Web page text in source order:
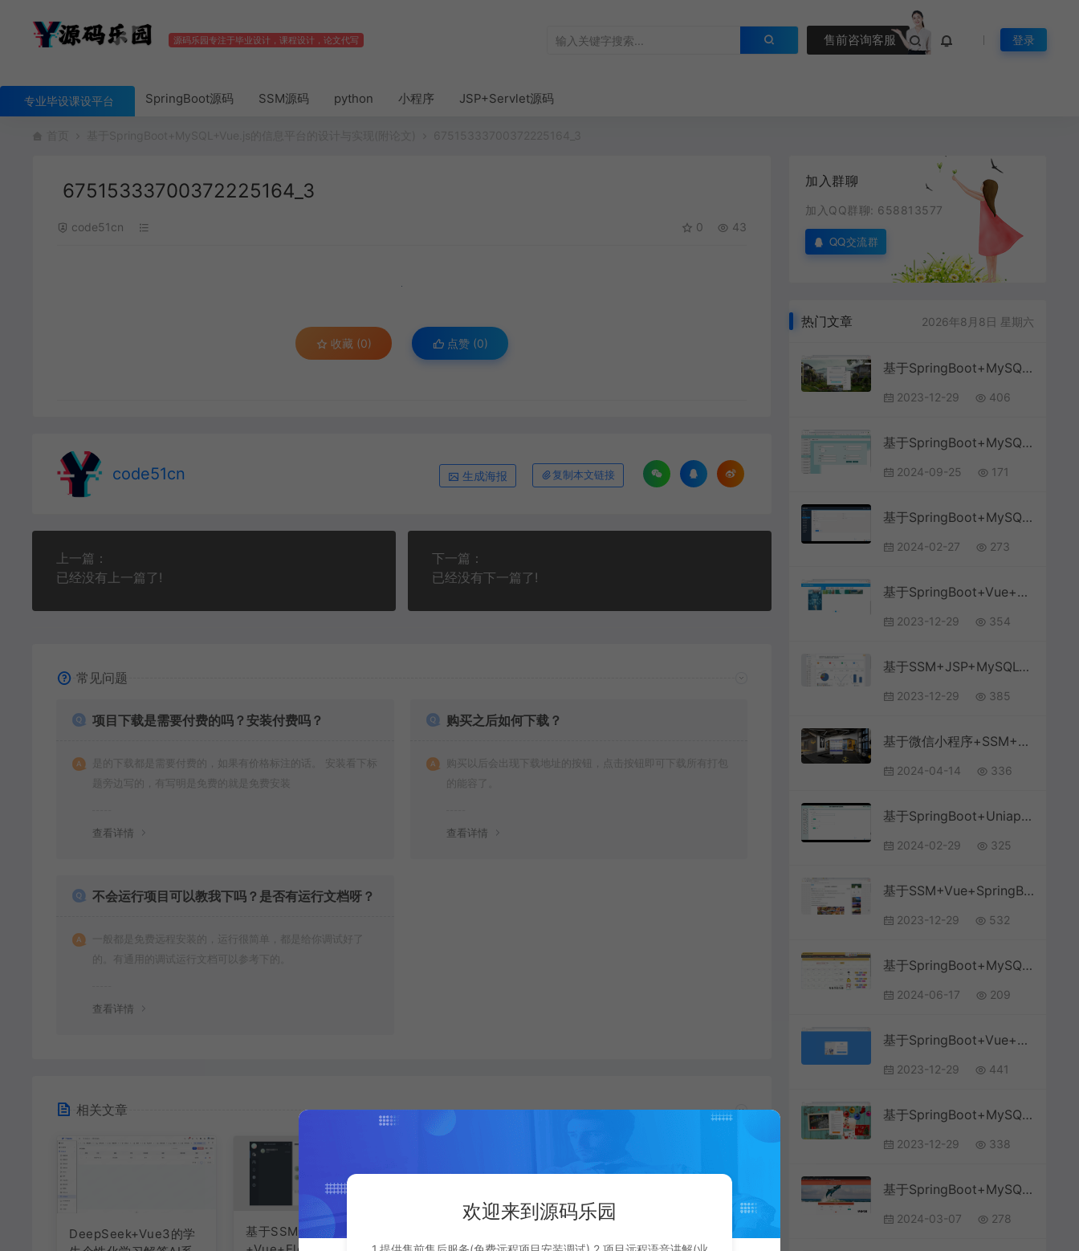
源码乐园专注于毕业设计，课程设计，论文代写 售前咨询客服 登录
专业毕设课设平台 SpringBoot源码 SSM源码 python 小程序 JSP+Servlet源码
67515333700372225164_3
code51cn 0 43
收藏 (0) 点赞 (0)
code51cn 生成海报 复制本文链接
上一篇：
已经没有上一篇了!
下一篇：
已经没有下一篇了!
常见问题
项目下载是需要付费的吗？安装付费吗？
是的下载都是需要付费的，如果有价格标注的话。 安装看下标
题旁边写的，有写明是免费的就是免费安装
查看详情
购买之后如何下载？
购买以后会出现下载地址的按钮，点击按钮即可下载所有打包
的能容了。
查看详情
不会运行项目可以教我下吗？是否有运行文档呀？
一般都是免费远程安装的，运行很简单，都是给你调试好了
的。有通用的调试运行文档可以参考下的。
查看详情
相关文章
DeepSeek+Vue3的学
基于SSM+SpringBoot
加入群聊
加入QQ群聊: 658813577
QQ交流群
热门文章 2026年8月8日 星期六
基于SpringBoot+MySQL+Vue的房租租赁系统(附论文)
2023-12-29 406
基于SpringBoot+MySQL+Vue.js的医院信息管理系统
2024-09-25 171
基于SpringBoot+MySQL+微信小程序的美容院管理小程序
2024-02-27 273
基于SpringBoot+Vue+MySQL前后端分离的信息技术知识竞赛系统(附论文)
2023-12-29 354
基于SSM+JSP+MySQL+Bootstrap的仓库物流信息管理系统
2023-12-29 385
基于微信小程序+SSM+MySQL的健身私教预约房小程序(附论文)
2024-04-14 336
基于SpringBoot+Uniapp+微信小程序的英语学习激励小程序(附论文)
2024-02-29 325
基于SSM+Vue+SpringBoot+MySQL的旅游景点推荐管理系统
2023-12-29 532
基于SpringBoot+MySQL+Vue.js的文化线上体验馆系统(附论文)
2024-06-17 209
基于SpringBoot+Vue+MySQL前后端分离的学生教务系统(附文档)
2023-12-29 441
基于SpringBoot+MySQL+Vue前后端分离的旅游推荐系统(附论文)
2023-12-29 338
基于SpringBoot+MySQL+Vue.js的人才管理系统(附论文)
2024-03-07 278
欢迎来到源码乐园